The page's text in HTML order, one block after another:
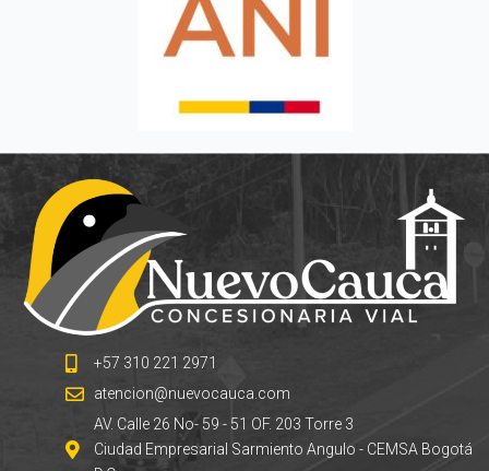
+57 310 221 2971
atencion@nuevocauca.com
AV. Calle 26 No- 59 - 51 OF. 203 Torre 3
Ciudad Empresarial Sarmiento Angulo - CEMSA Bogotá